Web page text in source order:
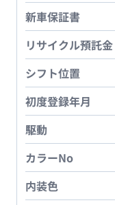
新車保証書
リサイクル預託金
シフト位置
初度登録年月
駆動
カラーNo
内装色